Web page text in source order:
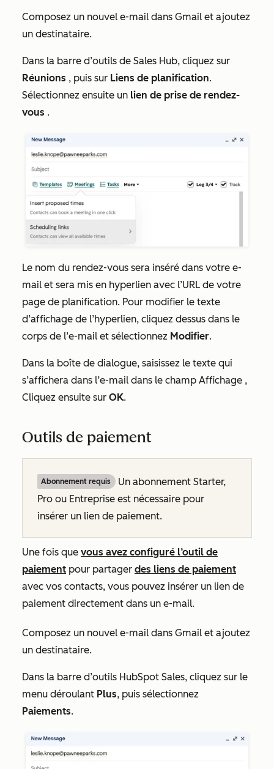
Composez un nouvel e-mail dans Gmail et ajoutez
un destinataire.
Dans la barre d’outils de Sales Hub, cliquez sur
Réunions , puis sur Liens de planification.
Sélectionnez ensuite un lien de prise de rendez-
vous .
Le nom du rendez-vous sera inséré dans votre e-
mail et sera mis en hyperlien avec l’URL de votre
page de planification. Pour modifier le texte
d’affichage de l’hyperlien, cliquez dessus dans le
corps de l’e-mail et sélectionnez Modifier.
Dans la boîte de dialogue, saisissez le texte qui
s’affichera dans l’e-mail dans le champ Affichage ,
Cliquez ensuite sur OK.
Outils de paiement
Abonnement requis Un abonnement Starter,
Pro ou Entreprise est nécessaire pour
insérer un lien de paiement.
Une fois que vous avez configuré l’outil de
paiement pour partager des liens de paiement
avec vos contacts, vous pouvez insérer un lien de
paiement directement dans un e-mail.
Composez un nouvel e-mail dans Gmail et ajoutez
un destinataire.
Dans la barre d’outils HubSpot Sales, cliquez sur le
menu déroulant Plus, puis sélectionnez
Paiements.